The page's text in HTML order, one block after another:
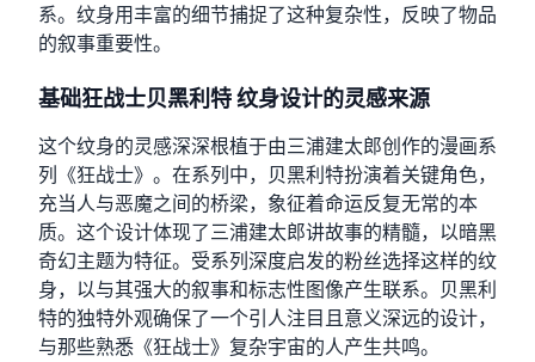
系。纹身用丰富的细节捕捉了这种复杂性，反映了物品
的叙事重要性。
基础狂战士贝黑利特 纹身设计的灵感来源
这个纹身的灵感深深根植于由三浦建太郎创作的漫画系
列《狂战士》。在系列中，贝黑利特扮演着关键角色，
充当人与恶魔之间的桥梁，象征着命运反复无常的本
质。这个设计体现了三浦建太郎讲故事的精髓，以暗黑
奇幻主题为特征。受系列深度启发的粉丝选择这样的纹
身，以与其强大的叙事和标志性图像产生联系。贝黑利
特的独特外观确保了一个引人注目且意义深远的设计，
与那些熟悉《狂战士》复杂宇宙的人产生共鸣。